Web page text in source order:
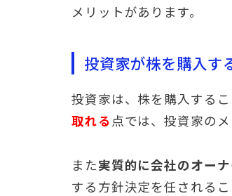
メリットがあります。
投資家が株を購入す
投資家は、株を購入するこ
取れる 点では、投資家の
また実質的に会社のオー
する方針決定を任されるこ